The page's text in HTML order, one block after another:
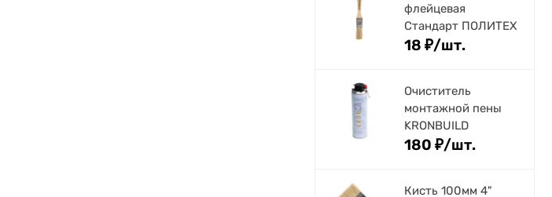
флейцевая
Стандарт ПОЛИТЕХ
18 ₽/шт.
Очиститель
монтажной пены
KRONBUILD
180 ₽/шт.
Кисть 100мм 4"